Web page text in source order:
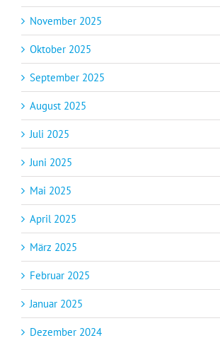
November 2025
Oktober 2025
September 2025
August 2025
Juli 2025
Juni 2025
Mai 2025
April 2025
März 2025
Februar 2025
Januar 2025
Dezember 2024